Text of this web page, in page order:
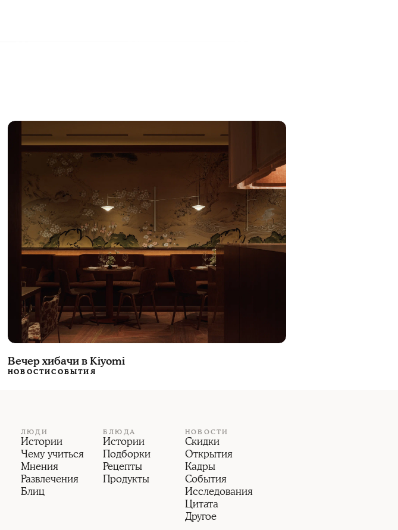
Вечер хибачи в Kiyomi
НОВОСТИСОБЫТИЯ
ЛЮДИ
Истории
Чему учиться
Мнения
Развлечения
Блиц
БЛЮДА
Истории
Подборки
Рецепты
Продукты
НОВОСТИ
Скидки
Открытия
Кадры
События
Исследования
Цитата
Другое